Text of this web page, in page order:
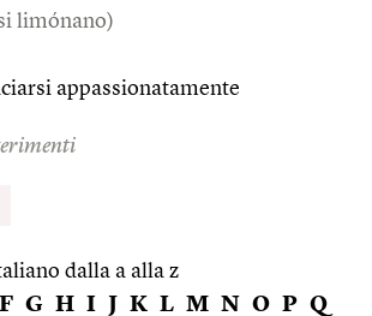
limónano)
appassionatamente
dalla a alla z
F G H I J K L M N O P Q